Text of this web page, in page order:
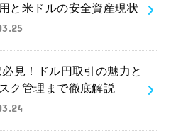
と米ドルの安全資産現状
見！ドル円取引の魅力と
ク管理まで徹底解説